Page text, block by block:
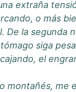
extraña
o más
la
siga
el
me